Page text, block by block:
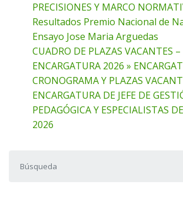
PRECISIONES Y MARCO
Resultados Premio Nacional de
Ensayo Jose Maria Arguedas
CUADRO DE PLAZAS VACANTES –
ENCARGATURA 2026 »
CRONOGRAMA Y PLAZAS
ENCARGATURA DE JEFE DE
PEDAGÓGICA Y ESPECIALISTAS
2026